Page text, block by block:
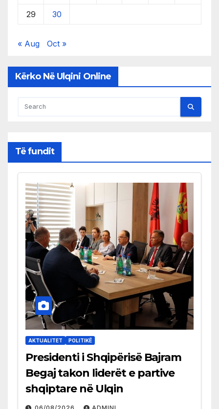
29 30
« Aug Oct »
Kërko Në Ulqini Online
Të fundit
AKTUALITET POLITIKË
Presidenti i Shqipërisë Bajram
Begaj takon liderët e partive
shqiptare në Ulqin